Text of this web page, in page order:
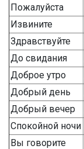
Пожалуйста
Извините
Здравствуйте
До свидания
Доброе утро
Добрый день
Добрый вечер
Спокойной ночи
Вы говорите